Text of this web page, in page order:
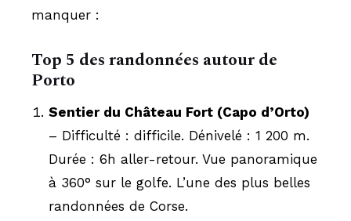
manquer :
Top 5 des randonnées autour de
Porto
Sentier du Château Fort (Capo d’Orto)
– Difficulté : difficile. Dénivelé : 1 200 m.
Durée : 6h aller-retour. Vue panoramique
à 360° sur le golfe. L’une des plus belles
randonnées de Corse.